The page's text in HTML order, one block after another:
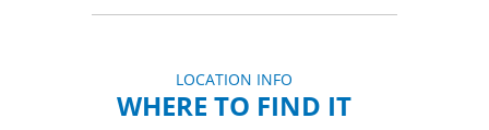
LOCATION INFO
WHERE TO FIND IT